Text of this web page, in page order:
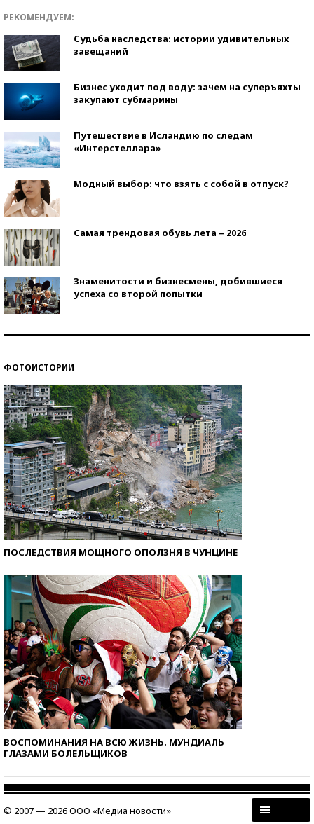
РЕКОМЕНДУЕМ:
Судьба наследства: истории удивительных
завещаний
Бизнес уходит под воду: зачем на суперъяхты
закупают субмарины
Путешествие в Исландию по следам
«Интерстеллара»
Модный выбор: что взять с собой в отпуск?
Самая трендовая обувь лета – 2026
Знаменитости и бизнесмены, добившиеся
успеха со второй попытки
ФОТОИСТОРИИ
ПОСЛЕДСТВИЯ МОЩНОГО ОПОЛЗНЯ В ЧУНЦИНЕ
ВОСПОМИНАНИЯ НА ВСЮ ЖИЗНЬ. МУНДИАЛЬ
ГЛАЗАМИ БОЛЕЛЬЩИКОВ
© 2007 — 2026 ООО «Медиа новости»